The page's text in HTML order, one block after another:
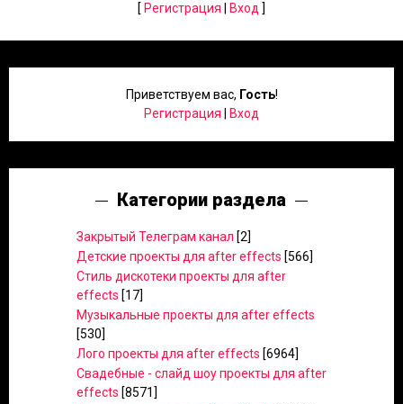
[ Регистрация Вход ]
Приветствуем вас, Гость!
Регистрация
Вход
Категории раздела
Закрытый Телеграм канал [2]
Детские проекты для after effects [566]
Стиль дискотеки проекты для after
effects [17]
Музыкальные проекты для after effects
[530]
Лого проекты для after effects [6964]
Свадебные - слайд шоу проекты для after
effects [8571]